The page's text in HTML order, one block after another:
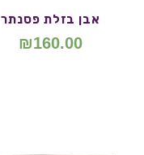
אבן בזלת פסנתר
₪160.00